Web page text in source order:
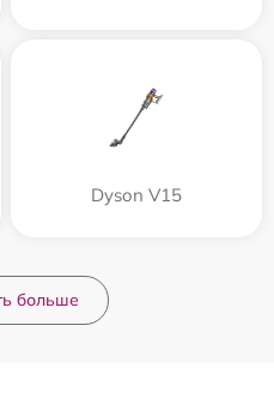
Dyson V15
больше